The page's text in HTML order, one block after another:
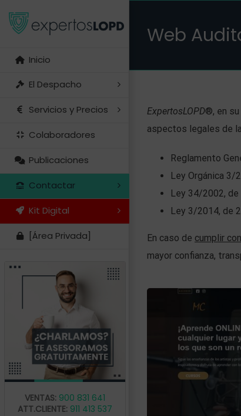
Inicio
El Despacho
Servicios y Precios
Colaboradores
Publicaciones
Contactar
Kit Digital
[Área Privada]
VENTAS: 900 831 641
ATT.CLIENTE: 911 413 537
Web
ExpertosLOPD®, en
aspectos legales de
Reglamento
Ley Orgánica 3/
Ley 34/2002,
Ley 3/2014, de
En caso de cumplir
mayor confianza,